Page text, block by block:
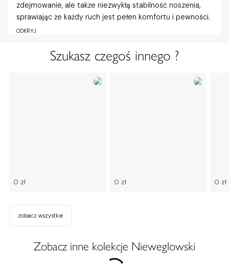
zdejmowanie, ale także niezwykłą stabilność noszenia,
sprawiając że każdy ruch jest pełen komfortu i pewności.
ODKRYJ
Szukasz czegoś innego ?
0 zł 0 zł 0 zł
zobacz wszystkie
Zobacz inne kolekcje Nieweglowski